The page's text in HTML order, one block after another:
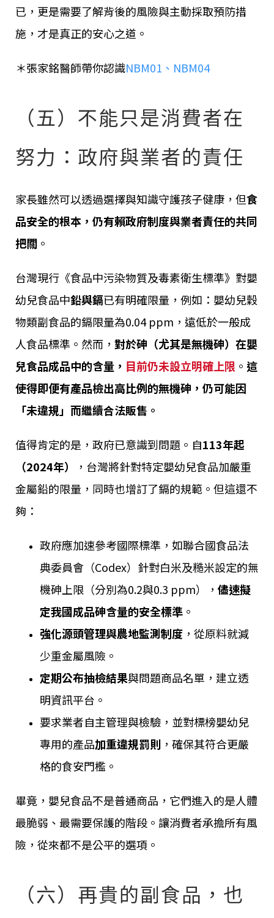
已，更是需要了解背後的風險與主動採取預防措
施，才是真正的安心之道。
＊張家銘醫師帶你認識NBM01、NBM04
（五）不能只是消費者在
努力：政府與業者的責任
家長雖然可以透過選擇與知識守護孩子健康，但食
品安全的根本，仍有賴政府制度與業者責任的共同
把關 。
台灣現行《食品中污染物質及毒素衛生標準》對嬰
幼兒食品中鉛與鎘已有明確限量，例如：嬰幼兒穀
物類副食品的鎘限量為0.04 ppm，遠低於一般成
人食品標準。然而， 對於砷（尤其是無機砷）在嬰
兒食品成品中的含量， 目前仍未設立明確上限 。 這
使得即便有產品檢出高比例的無機砷，仍可能因
「未違規」而繼續合法販售。
值得肯定的是，政府已意識到問題。自113年起
（2024年）
，台灣將針對特定嬰幼兒食品加嚴重
金屬鉛的限量，同時也增訂了鎘的規範。但這還不
夠：
政府應加速參考國際標準，如聯合國食品法
典委員會（Codex）針對白米及糙米設定的無
機砷上限（分別為0.2與0.3 ppm）， 儘速擬
定我國成品砷含量的安全標準 。
強化源頭管理與農地監測制度 ，從原料就減
少重金屬風險。
定期公布抽檢結果與問題商品名單，建立透
明資訊平台。
要求業者自主管理與檢驗，並對標榜嬰幼兒
專用的產品加重違規罰則 ，確保其符合更嚴
格的食安門檻。
畢竟，嬰兒食品不是普通商品，它們進入的是人體
最脆弱、最需要保護的階段。讓消費者承擔所有風
險，從來都不是公平的選項。
（六）再貴的副食品，也